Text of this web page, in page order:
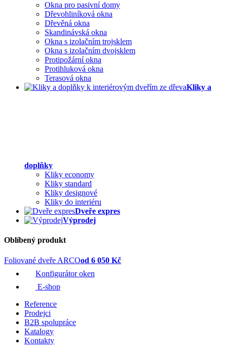
Okna pro pasivní domy
Dřevohliníková okna
Dřevěná okna
Skandinávská okna
Okna s izolačním trojsklem
Okna s izolačním dvojsklem
Protipožární okna
Protihluková okna
Terasová okna
Kliky a
doplňky
Kliky economy
Kliky standard
Kliky designové
Kliky do interiéru
Dveře expres
Výprodej
Oblíbený produkt
Foliované dveře ARCOod 6 050 Kč
Konfigurátor oken
E-shop
Reference
Prodejci
B2B spolupráce
Katalogy
Kontakty